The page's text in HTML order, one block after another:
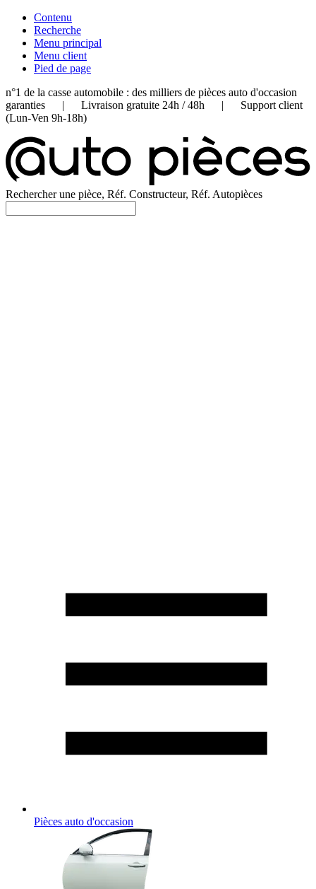
Contenu
Recherche
Menu principal
Menu client
Pied de page
n°1 de la casse automobile : des milliers de pièces auto d'occasion
garanties | Livraison gratuite 24h / 48h | Support client
(Lun-Ven 9h-18h)
Rechercher une pièce, Réf. Constructeur, Réf. Autopièces
Pièces auto d'occasion